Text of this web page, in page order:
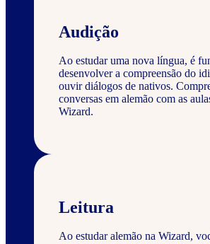
Audição
Ao estudar uma nova língua, é
desenvolver a compreensão do
ouvir diálogos de nativos.
conversas em alemão com as
Wizard.
Leitura
Ao estudar alemão na Wizard,